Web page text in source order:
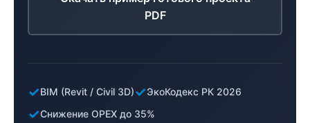
PDF
✓BIM (Revit / Civil 3D)✓ЭкоКодекс РК 2026
✓Снижение OPEX до 35%